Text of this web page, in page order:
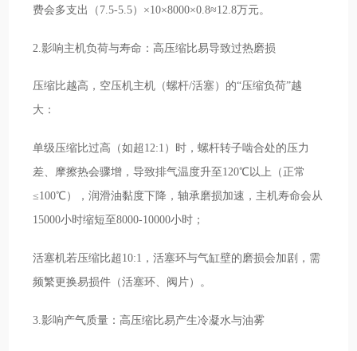
费会多支出（7.5-5.5）×10×8000×0.8≈12.8万元。
2.影响主机负荷与寿命：高压缩比易导致过热磨损
压缩比越高，空压机主机（螺杆/活塞）的“压缩负荷”越
大：
单级压缩比过高（如超12:1）时，螺杆转子啮合处的压力
差、摩擦热会骤增，导致排气温度升至120℃以上（正常
≤100℃），润滑油黏度下降，轴承磨损加速，主机寿命会从
15000小时缩短至8000-10000小时；
活塞机若压缩比超10:1，活塞环与气缸壁的磨损会加剧，需
频繁更换易损件（活塞环、阀片）。
3.影响产气质量：高压缩比易产生冷凝水与油雾